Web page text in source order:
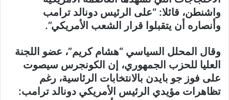
واشنطن، قائلا: “على الرئيس دونالد ترامب
وأنصاره أن يتقبلوا قرار الشعب الأمريكي”.
وقال المحلل السياسي “هشام كريم”، عضو اللجنة
العليا للحزب الجمهوري، إن الكونجرس سيصوت
على فوز جو بايدن بالانتخابات الرئاسية، رغم
تظاهرات مؤيدي الرئيس الأمريكي دونالد ترامب: